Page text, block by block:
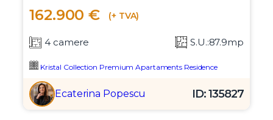
162.900 € (+ TVA)
4 camere S.U.:87.9mp
Kristal Collection Premium Apartaments Residence
Ecaterina Popescu ID: 135827